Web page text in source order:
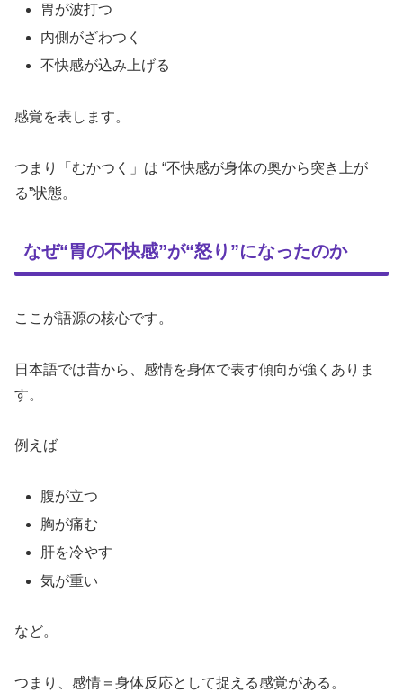
胃が波打つ
内側がざわつく
不快感が込み上げる
感覚を表します。
つまり「むかつく」は “不快感が身体の奥から突き上が
る”状態。
なぜ“胃の不快感”が“怒り”になったのか
ここが語源の核心です。
日本語では昔から、感情を身体で表す傾向が強くありま
す。
例えば
腹が立つ
胸が痛む
肝を冷やす
気が重い
など。
つまり、感情＝身体反応として捉える感覚がある。